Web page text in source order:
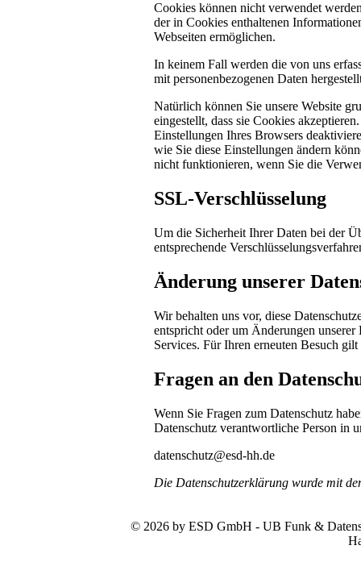
Cookies können nicht verwendet
der in Cookies enthaltenen
Webseiten ermöglichen.
In keinem Fall werden die von uns
mit personenbezogenen Daten
Natürlich können Sie unsere Website
eingestellt, dass sie Cookies
Einstellungen Ihres Browsers
wie Sie diese Einstellungen ändern
nicht funktionieren, wenn Sie die
SSL-Verschlüsselung
Um die Sicherheit Ihrer Daten bei der
entsprechende
Änderung unserer
Wir behalten uns vor, diese
entspricht oder um Änderungen
Services. Für Ihren erneuten Besuch
Fragen an den
Wenn Sie Fragen zum Datenschutz
Datenschutz verantwortliche Person in
datenschutz@esd-hh.de
Die Datenschutzerklärung wurde mit
© 2026 by ESD GmbH - UB Funk &